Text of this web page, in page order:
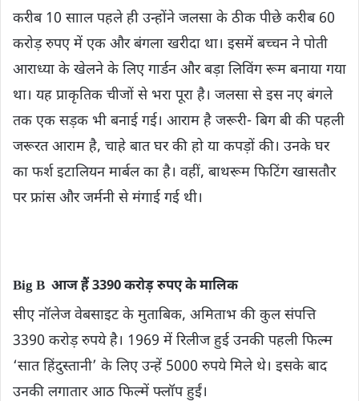
करीब 10 सााल पहले ही उन्होंने जलसा के ठीक पीछे करीब 60
करोड़ रुपए में एक और बंगला खरीदा था। इसमें बच्‍चन ने पोती
आराध्या के खेलने के लिए गार्डन और बड़ा लिविंग रूम बनाया गया
था। यह प्राकृतिक चीजों से भरा पूरा है। जलसा से इस नए बंगले
तक एक सड़क भी बनाई गई। आराम है जरूरी- बिग बी की पहली
जरूरत आराम है, चाहे बात घर की हो या कपड़ों की। उनके घर
का फर्श इटालियन मार्बल का है। वहीं, बाथरूम फिटिंग खासतौर
पर फ्रांस और जर्मनी से मंगाई गई थी।
Big B आज हैं 3390 करोड़ रुपए के मालिक
सीए नॉलेज वेबसाइट के मुताबिक, अमिताभ की कुल संपत्ति
3390 करोड़ रुपये है। 1969 में रिलीज हुई उनकी पहली फिल्म
‘सात हिंदुस्तानी’ के लिए उन्हें 5000 रुपये मिले थे। इसके बाद
उनकी लगातार आठ फिल्में फ्लॉप हुईं।